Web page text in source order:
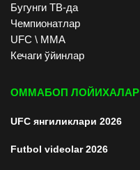
Бугунги ТВ-да
Чемпионатлар
UFC \ ММА
Кечаги ўйинлар
ОММАБОП ЛОЙИХАЛАР
UFC янгиликлари 2026
Futbol videolar 2026